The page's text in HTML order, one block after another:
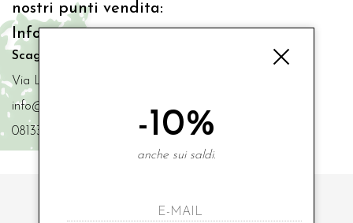
nostri punti vendita:
Info contatti
Scaglione Bimbi di Iacono Maria Angela
Via Luigi Mazzella,73 80077 Ischia
info@scaglionebimbi.com
0813331162
ISCRIVITI ALLA NOSTRA NEWSLETTER
-10%
anche sui saldi.